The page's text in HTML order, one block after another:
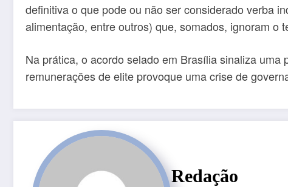
definitiva o que pode ou não ser considerado verba
alimentação, entre outros) que, somados, ignoram o
Na prática, o acordo selado em Brasília sinaliza uma
remunerações de elite provoque uma crise de
Redação